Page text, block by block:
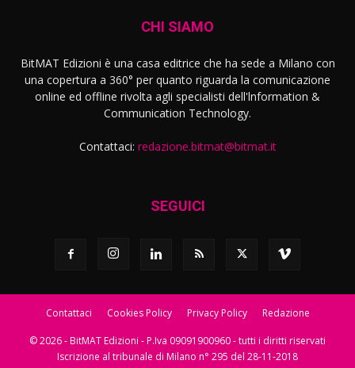
CHI SIAMO
BitMAT Edizioni è una casa editrice che ha sede a Milano con
una copertura a 360° per quanto riguarda la comunicazione
online ed offline rivolta agli specialisti dell'lnformation &
Communication Technology.
Contattaci: redazione.bitmat@bitmat.it
SEGUICI
Contattaci Cookies Policy Privacy Policy Redazione
© 2026 - BitMAT Edizioni - P.Iva 09091900960 - tutti i diritti riservati
Iscrizione al tribunale di Milano n° 295 del 28-11-2018